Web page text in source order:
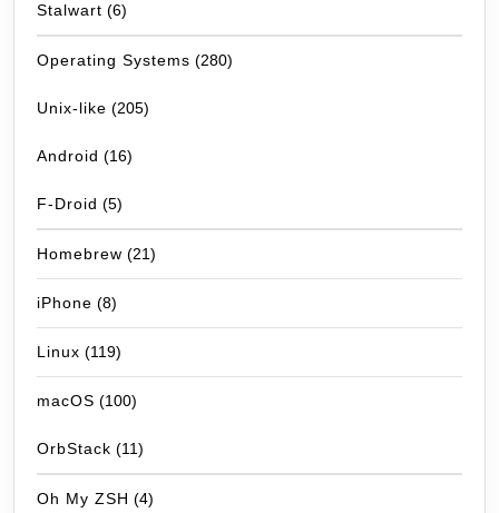
Stalwart (6)
Operating Systems (280)
Unix-like (205)
Android (16)
F-Droid (5)
Homebrew (21)
iPhone (8)
Linux (119)
macOS (100)
OrbStack (11)
Oh My ZSH (4)